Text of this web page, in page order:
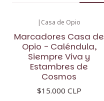
| Casa de Opio
Marcadores Casa de
Opio - Caléndula,
Siempre Viva y
Estambres de
Cosmos
$15.000 CLP